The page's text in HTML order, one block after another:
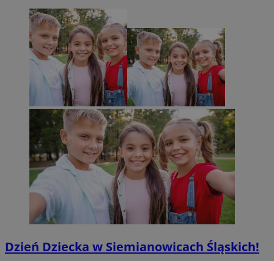
Dzień Dziecka w Siemianowicach Śląskich!